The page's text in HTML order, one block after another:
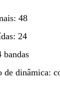
48
24
bandas
de dinâmica: